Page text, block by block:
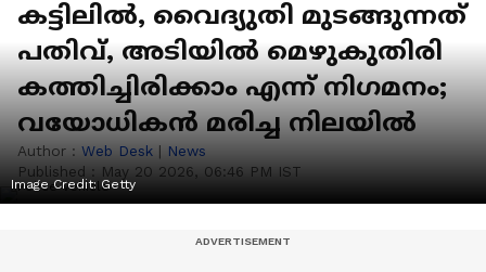
കട്ടിലിൽ, വൈദ്യുതി മുടങ്ങുന്നത്
പതിവ്, അടിയിൽ മെഴുകുതിരി
കത്തിച്ചിരിക്കാം എന്ന് നിഗമനം;
വയോധികൻ മരിച്ച നിലയിൽ
Author : Web Desk | News
Published : May 20 2026, 06:46 PM IST
Image Credit: Getty